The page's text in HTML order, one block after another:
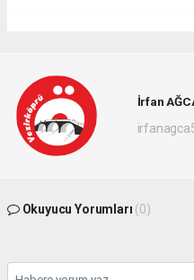
İrfan
Okuyucu Yorumları (0)